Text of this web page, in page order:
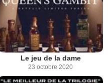
Le jeu de la dame
23 octobre 2020